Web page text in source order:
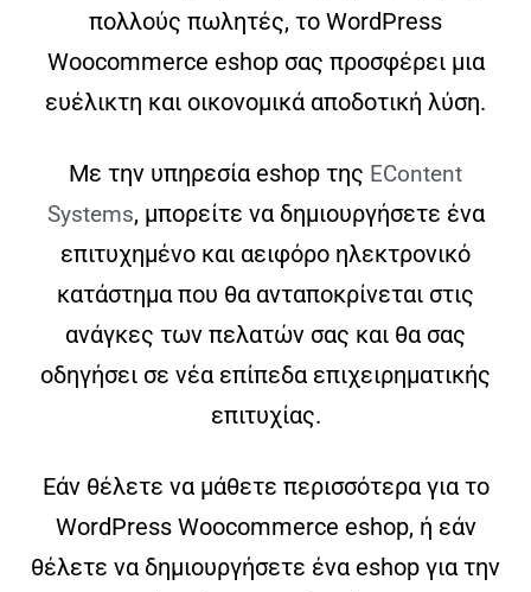
πολλούς πωλητές, το WordPress
Woocommerce eshop σας προσφέρει μια
ευέλικτη και οικονομικά αποδοτική λύση.
Με την υπηρεσία eshop της ΕContent
Systems, μπορείτε να δημιουργήσετε ένα
επιτυχημένο και αειφόρο ηλεκτρονικό
κατάστημα που θα ανταποκρίνεται στις
ανάγκες των πελατών σας και θα σας
οδηγήσει σε νέα επίπεδα επιχειρηματικής
επιτυχίας.
Εάν θέλετε να μάθετε περισσότερα για το
WordPress Woocommerce eshop, ή εάν
θέλετε να δημιουργήσετε ένα eshop για την